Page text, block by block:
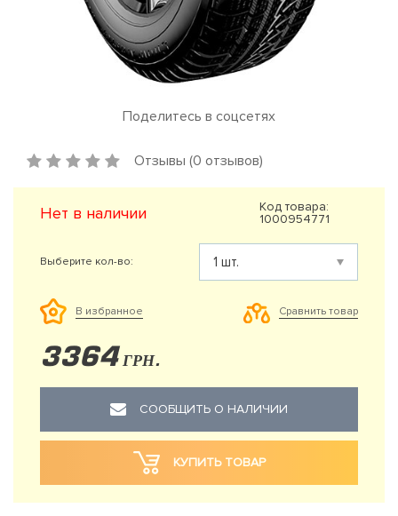
Поделитесь в соцсетях
Отзывы (0 отзывов)
Нет в наличии
Код товара:
1000954771
Выберите кол-во:
В избранное Сравнить товар
3364 ГРН.
СООБЩИТЬ О НАЛИЧИИ
КУПИТЬ ТОВАР